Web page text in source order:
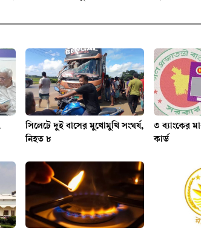
সিলেটে দুই বাসের মুখোমুখি সংঘর্ষ,
নিহত ৮
৩ ব্যাংকের
কার্ড